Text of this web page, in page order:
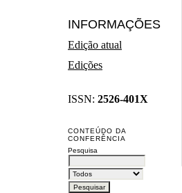
INFORMAÇÕES
Edição atual
Edições
ISSN: 2526-401X
CONTEÚDO DA
CONFERÊNCIA
Pesquisa